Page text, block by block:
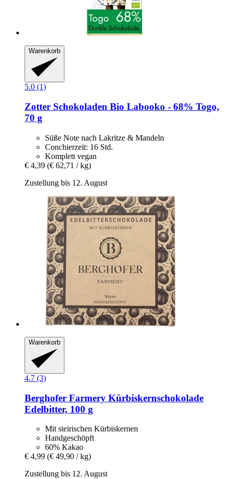
Warenkorb
5.0 (1)
Zotter Schokoladen Bio Labooko -​ 68% Togo,
70 g
Süße Note nach Lakritze & Mandeln
Conchierzeit: 16 Std.
Komplett vegan
€ 4,39 (€ 62,71 / kg)
Zustellung bis 12. August
Warenkorb
4.7 (3)
Berghofer Farmery Kürbiskernschokolade
Edelbitter, 100 g
Mit steirischen Kürbiskernen
Handgeschöpft
60% Kakao
€ 4,99 (€ 49,90 / kg)
Zustellung bis 12. August